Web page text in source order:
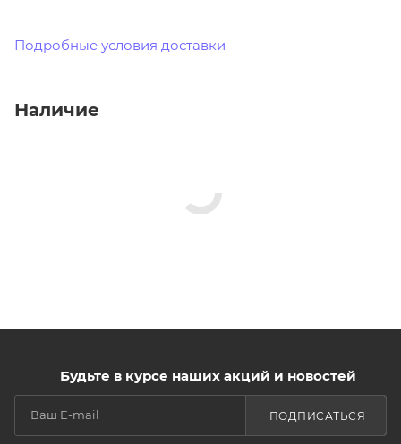
Подробные условия доставки
Наличие
Будьте в курсе наших акций и новостей
ПОДПИСАТЬСЯ